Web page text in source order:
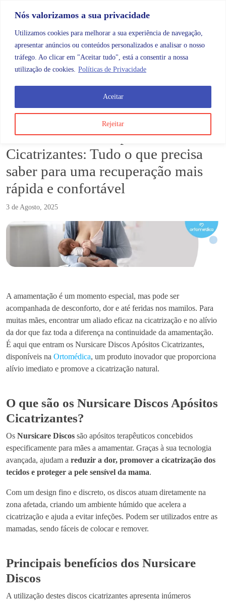
Nós valorizamos a sua privacidade
Utilizamos cookies para melhorar a sua experiência de navegação,
apresentar anúncios ou conteúdos personalizados e analisar o nosso
tráfego. Ao clicar em "Aceitar tudo", está a consentir a nossa
utilização de cookies. Políticas de Privacidade
Rejeitar
Aceitar
Categorias
Nursicare Discos Apósitos Cicatrizantes: Tudo o
Nursicare Discos Apósitos
Cicatrizantes: Tudo o que precisa
saber para uma recuperação mais
rápida e confortável
3 de Agosto, 2025
A amamentação é um momento especial, mas pode ser
acompanhada de desconforto, dor e até feridas nos mamilos. Para
muitas mães, encontrar um aliado eficaz na cicatrização e no alívio
da dor que faz toda a diferença na continuidade da amamentação.
É aqui que entram os Nursicare Discos Apósitos Cicatrizantes,
disponíveis na Ortomédica, um produto inovador que proporciona
alívio imediato e promove a cicatrização natural.
O que são os Nursicare Discos Apósitos
Cicatrizantes?
Os Nursicare Discos são apósitos terapêuticos concebidos
especificamente para mães a amamentar. Graças à sua tecnologia
avançada, ajudam a reduzir a dor, promover a cicatrização dos
tecidos e proteger a pele sensível da mama.
Com um design fino e discreto, os discos atuam diretamente na
zona afetada, criando um ambiente húmido que acelera a
cicatrização e ajuda a evitar infeções. Podem ser utilizados entre as
mamadas, sendo fáceis de colocar e remover.
Principais benefícios dos Nursicare
Discos
A utilização destes discos cicatrizantes apresenta inúmeros